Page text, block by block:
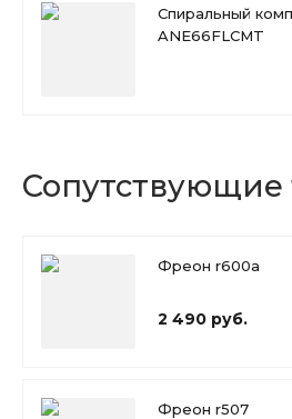
Спиральный
ANE66FLCMT
Сопутствующие
Фреон r600a
2 490 руб.
Фреон r507